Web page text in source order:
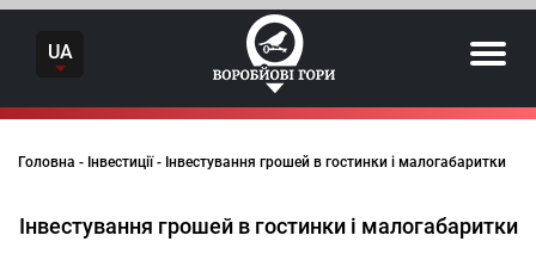
Skip
contentUA
Головна - Інвестиції- Інвестування грошей в гостинки і малогабаритки
Інвестування грошей в гостинки і малогабаритки